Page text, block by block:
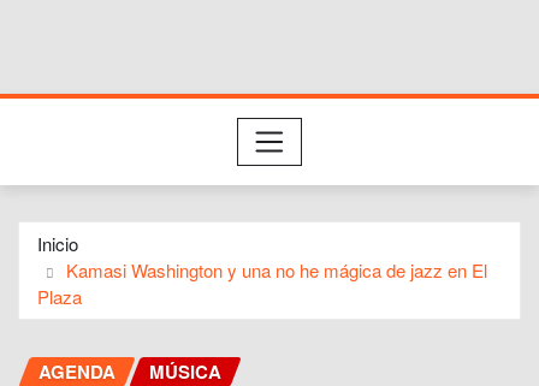
Inicio
Kamasi Washington y una no he mágica de jazz en El
Plaza
AGENDA MÚSICA